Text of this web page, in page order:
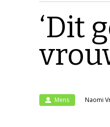
‘Dit
Mens Naomi